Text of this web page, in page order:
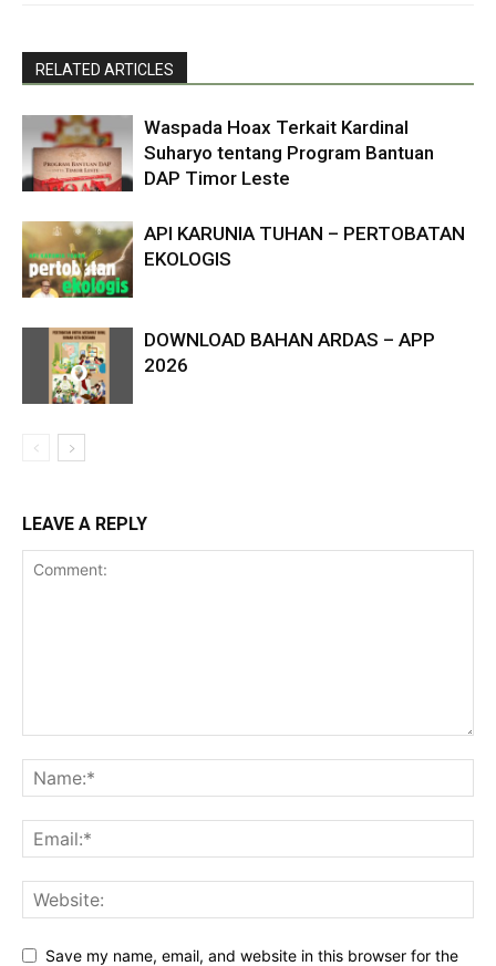
RELATED ARTICLES
Waspada Hoax Terkait Kardinal
Suharyo tentang Program Bantuan
DAP Timor Leste
API KARUNIA TUHAN – PERTOBATAN
EKOLOGIS
DOWNLOAD BAHAN ARDAS – APP
2026
LEAVE A REPLY
Save my name, email, and website in this browser for the